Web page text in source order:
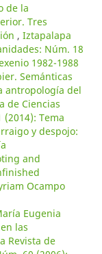
de la
Tres
, Iztapalapa
Núm. 18
1982-1988
Semánticas
antropología del
de Ciencias
Tema
y despojo:
and
Ocampo
Eugenia
las
Revista de